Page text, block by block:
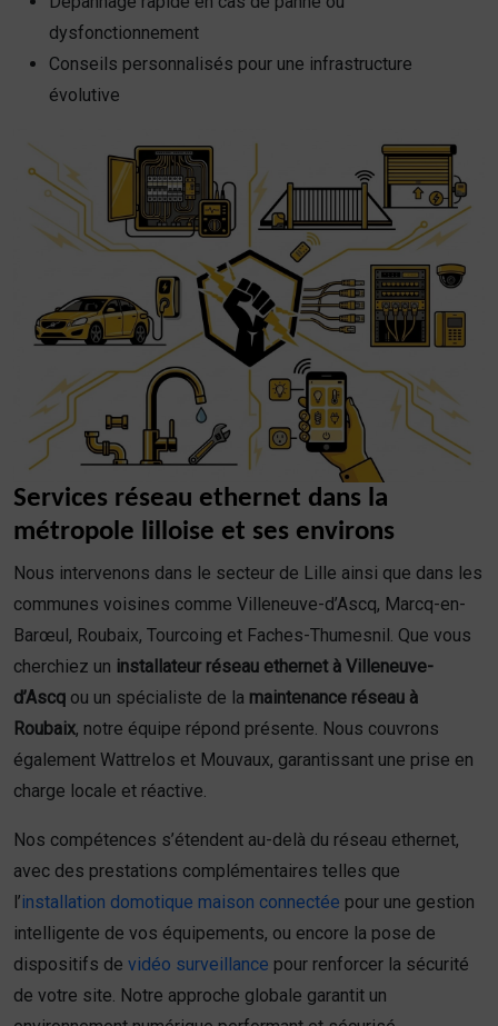
dysfonctionnement
Conseils personnalisés pour une infrastructure
évolutive
Services réseau ethernet dans la
métropole lilloise et ses environs
Nous intervenons dans le secteur de Lille ainsi que dans les
communes voisines comme Villeneuve-d’Ascq, Marcq-en-
Barœul, Roubaix, Tourcoing et Faches-Thumesnil. Que vous
cherchiez un installateur réseau ethernet à Villeneuve-
d’Ascq ou un spécialiste de la maintenance réseau à
Roubaix, notre équipe répond présente. Nous couvrons
également Wattrelos et Mouvaux, garantissant une prise en
charge locale et réactive.
Nos compétences s’étendent au-delà du réseau ethernet,
avec des prestations complémentaires telles que
l’installation domotique maison connectée pour une gestion
intelligente de vos équipements, ou encore la pose de
dispositifs de vidéo surveillance pour renforcer la sécurité
de votre site. Notre approche globale garantit un